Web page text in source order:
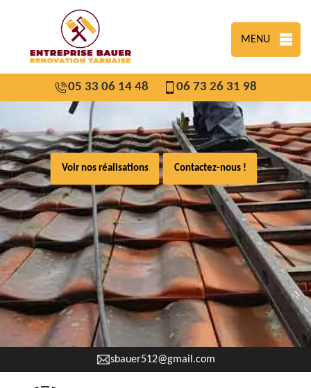
MENU
05 33 06 14 48 06 73 26 31 98
Voir nos réalisations Contactez-nous !
sbauer512@gmail.com